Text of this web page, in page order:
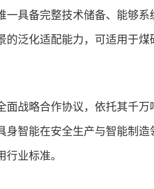
一具备完整技术储备、能够
的泛化适配能力，可适用于
面战略合作协议，依托其千
身智能在安全生产与智能制
业标准。